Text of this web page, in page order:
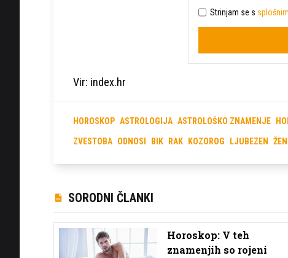
Strinjam se s
Vir: index.hr
HOROSKOP ASTROLOGIJA ASTROLOŠKO ZNAMENJE
ZVESTOBA ODNOSI BIK RAK KOZOROG LJUBEZEN
SORODNI ČLANKI
Horoskop: V teh
znamenjih so rojeni